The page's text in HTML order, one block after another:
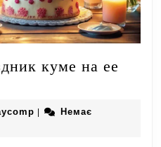
куме на ее
paycomp
Немає